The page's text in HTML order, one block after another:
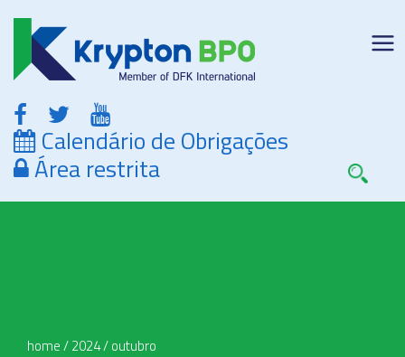
Calendário de Obrigações
Área restrita
home/2024/outubro